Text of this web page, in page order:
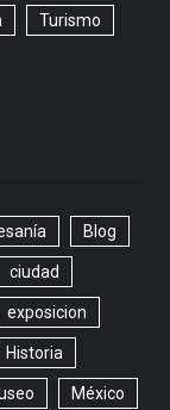
Turismo
Blog
ciudad
exposicion
Historia
México